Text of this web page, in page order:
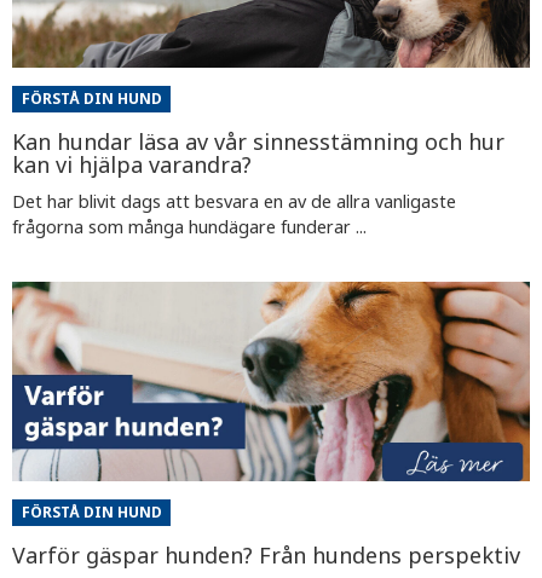
FÖRSTÅ DIN HUND
Kan hundar läsa av vår sinnesstämning och hur
kan vi hjälpa varandra?
Det har blivit dags att besvara en av de allra vanligaste
frågorna som många hundägare funderar ...
FÖRSTÅ DIN HUND
Varför gäspar hunden? Från hundens perspektiv